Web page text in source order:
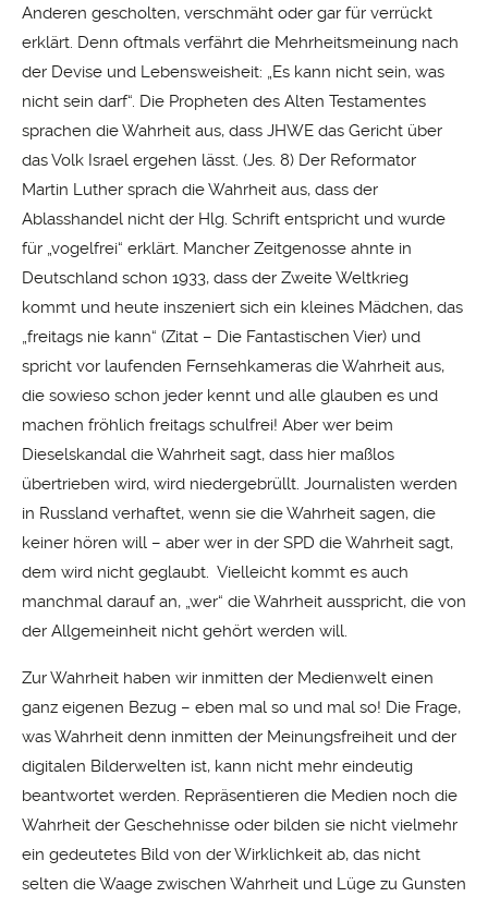
Anderen gescholten, verschmäht oder gar für verrückt
erklärt. Denn oftmals verfährt die Mehrheitsmeinung nach
der Devise und Lebensweisheit: „Es kann nicht sein, was
nicht sein darf“. Die Propheten des Alten Testamentes
sprachen die Wahrheit aus, dass JHWE das Gericht über
das Volk Israel ergehen lässt. (Jes. 8) Der Reformator
Martin Luther sprach die Wahrheit aus, dass der
Ablasshandel nicht der Hlg. Schrift entspricht und wurde
für „vogelfrei“ erklärt. Mancher Zeitgenosse ahnte in
Deutschland schon 1933, dass der Zweite Weltkrieg
kommt und heute inszeniert sich ein kleines Mädchen, das
„freitags nie kann“ (Zitat – Die Fantastischen Vier) und
spricht vor laufenden Fernsehkameras die Wahrheit aus,
die sowieso schon jeder kennt und alle glauben es und
machen fröhlich freitags schulfrei! Aber wer beim
Dieselskandal die Wahrheit sagt, dass hier maßlos
übertrieben wird, wird niedergebrüllt. Journalisten werden
in Russland verhaftet, wenn sie die Wahrheit sagen, die
keiner hören will – aber wer in der SPD die Wahrheit sagt,
dem wird nicht geglaubt. Vielleicht kommt es auch
manchmal darauf an, „wer“ die Wahrheit ausspricht, die von
der Allgemeinheit nicht gehört werden will.
Zur Wahrheit haben wir inmitten der Medienwelt einen
ganz eigenen Bezug – eben mal so und mal so! Die Frage,
was Wahrheit denn inmitten der Meinungsfreiheit und der
digitalen Bilderwelten ist, kann nicht mehr eindeutig
beantwortet werden. Repräsentieren die Medien noch die
Wahrheit der Geschehnisse oder bilden sie nicht vielmehr
ein gedeutetes Bild von der Wirklichkeit ab, das nicht
selten die Waage zwischen Wahrheit und Lüge zu Gunsten